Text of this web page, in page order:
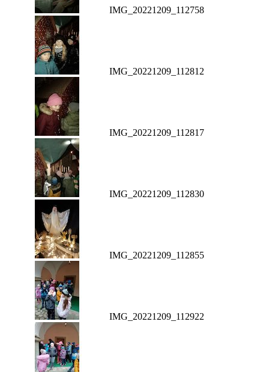
IMG_20221209_112758
IMG_20221209_112812
IMG_20221209_112817
IMG_20221209_112830
IMG_20221209_112855
IMG_20221209_112922